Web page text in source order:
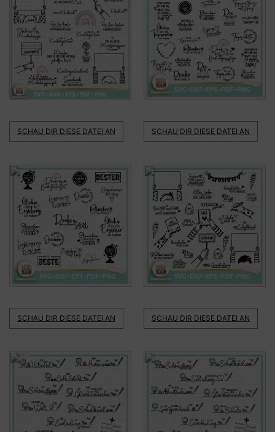
SCHAU DIR DIESE DATEI AN SCHAU DIR DIESE DATEI AN
SCHAU DIR DIESE DATEI AN SCHAU DIR DIESE DATEI AN